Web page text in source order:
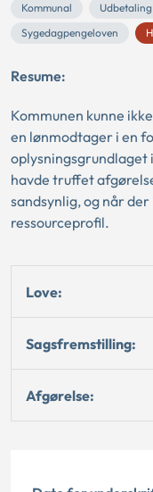
Kommunal
Sygedagpengeloven
Resume:
Kommunen kunne
en lønmodtager i en
havde truffet
sandsynlig, og når
ressourceprofil.
Love:
Sagsfremstilling:
Afgørelse: